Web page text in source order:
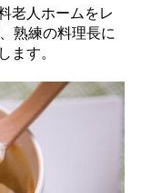
老人ホームをレ
熟練の料理長に
ます。